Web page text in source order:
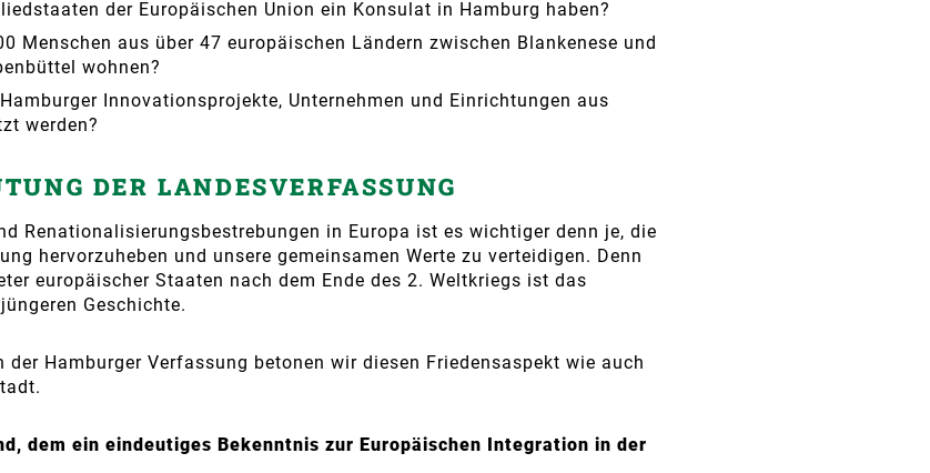
der Europäischen Union ein Konsulat in Hamburg haben?
Menschen aus über 47 europäischen Ländern zwischen Blankenese und
wohnen?
Innovationsprojekte, Unternehmen und Einrichtungen aus
werden?
DER LANDESVERFASSUNG
Renationalisierungs­bestrebungen in Europa ist es wichtiger denn je, die
hervorzuheben und unsere gemeinsamen Werte zu verteidigen. Denn
europäischer Staaten nach dem Ende des 2. Weltkriegs ist das
Geschichte.
Hamburger Verfassung betonen wir diesen Friedensaspekt wie auch
dem ein eindeutiges Bekenntnis zur Europäischen Integration in der